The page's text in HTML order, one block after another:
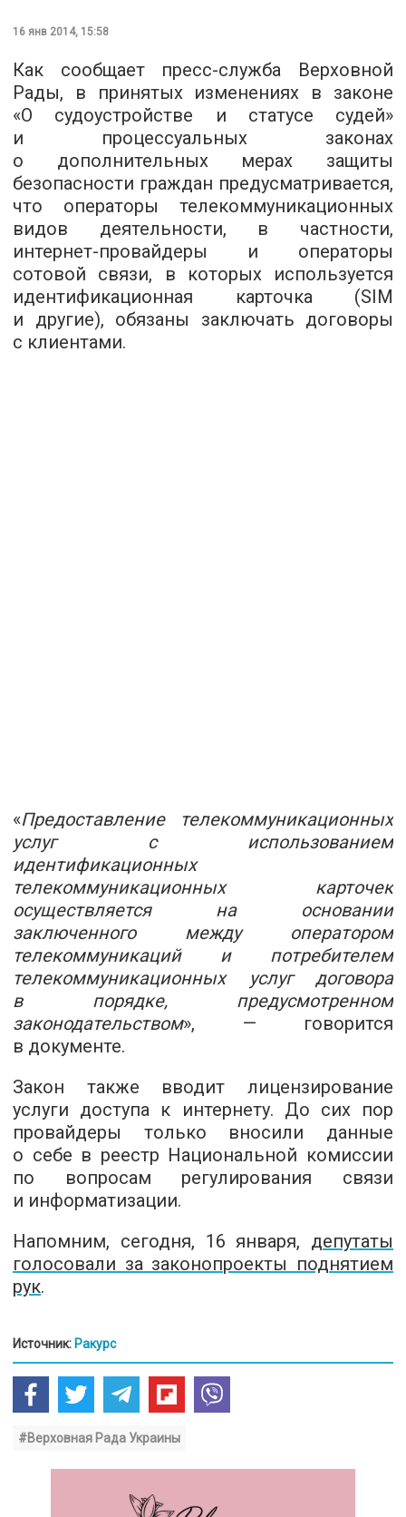
16 янв 2014, 15:58
Как сообщает пресс-служба Верховной
Рады, в принятых изменениях в законе
«О судоустройстве и статусе судей»
и процессуальных законах
о дополнительных мерах защиты
безопасности граждан предусматривается,
что операторы телекоммуникационных
видов деятельности, в частности,
интернет-провайдеры и операторы
сотовой связи, в которых используется
идентификационная карточка (SIM
и другие), обязаны заключать договоры
с клиентами.
«Предоставление телекоммуникационных
услуг с использованием
идентификационных
телекоммуникационных карточек
осуществляется на основании
заключенного между оператором
телекоммуникаций и потребителем
телекоммуникационных услуг договора
в порядке, предусмотренном
законодательством», — говорится
в документе.
Закон также вводит лицензирование
услуги доступа к интернету. До сих пор
провайдеры только вносили данные
о себе в реестр Национальной комиссии
по вопросам регулирования связи
и информатизации.
Напомним, сегодня, 16 января, депутаты
голосовали за законопроекты поднятием
рук.
Источник: Ракурс
#Верховная Рада Украины